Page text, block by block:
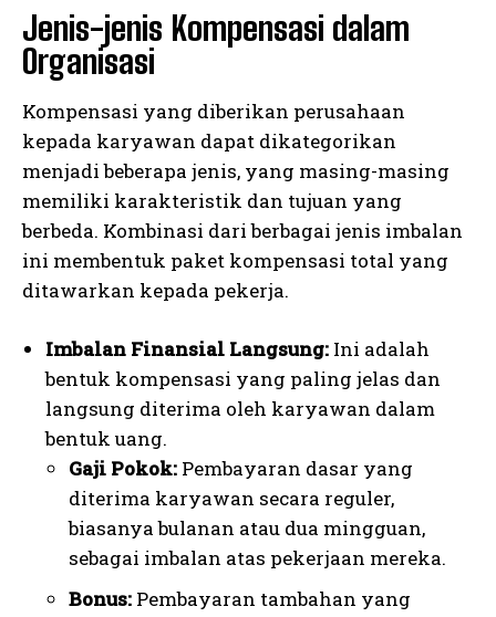
Jenis-jenis Kompensasi dalam
Organisasi
Kompensasi yang diberikan perusahaan
kepada karyawan dapat dikategorikan
menjadi beberapa jenis, yang masing-masing
memiliki karakteristik dan tujuan yang
berbeda. Kombinasi dari berbagai jenis imbalan
ini membentuk paket kompensasi total yang
ditawarkan kepada pekerja.
Imbalan Finansial Langsung: Ini adalah
bentuk kompensasi yang paling jelas dan
langsung diterima oleh karyawan dalam
bentuk uang.
Gaji Pokok: Pembayaran dasar yang
diterima karyawan secara reguler,
biasanya bulanan atau dua mingguan,
sebagai imbalan atas pekerjaan mereka.
Bonus: Pembayaran tambahan yang